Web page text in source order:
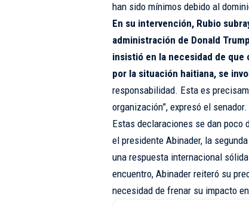
han sido mínimos debido al
En su intervención, Rubio
administración de Donald
insistió en la necesidad de
por la situación haitiana, se
responsabilidad. Esta es
organización”, expresó el senador.
Estas declaraciones se dan poco
el presidente Abinader, la
una respuesta internacional
encuentro, Abinader reiteró su
necesidad de frenar su impacto